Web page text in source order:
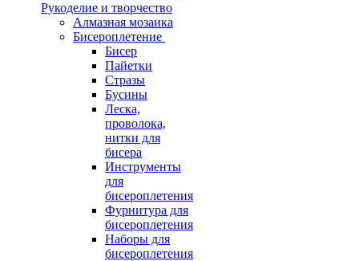
Рукоделие и творчество
Алмазная мозаика
Бисероплетение
Бисер
Пайетки
Стразы
Бусины
Леска,
проволока,
нитки для
бисера
Инструменты
для
бисероплетения
Фурнитура для
бисероплетения
Наборы для
бисероплетения